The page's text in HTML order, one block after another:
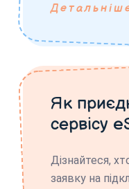
Як
сервісу
Дізнайтеся,
заявку на